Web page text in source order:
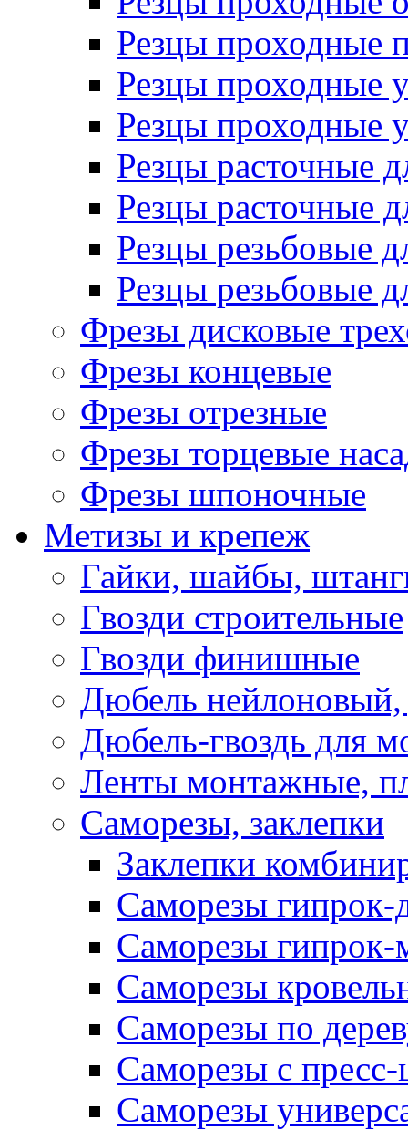
Резцы проходные
Резцы проходные
Резцы проходные
Резцы расточные
Резцы расточные
Резцы резьбовые
Резцы резьбовые
Фрезы дисковые
Фрезы концевые
Фрезы отрезные
Фрезы торцевые
Фрезы шпоночные
Метизы и крепеж
Гайки, шайбы,
Гвозди строительные
Гвозди финишные
Дюбель нейлоновый,
Дюбель-гвоздь для
Ленты монтажные,
Саморезы, заклепки
Заклепки
Саморезы гипрок-
Саморезы гипрок-
Саморезы
Саморезы по
Саморезы с
Саморезы